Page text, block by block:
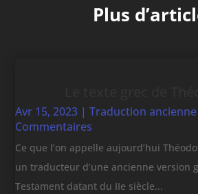
Plus
Avr 15, 2023 |Traduction ancienne
Commentaires
Ce que l’on appelle aujourd’hui
un traducteur d’une ancienne version
Testament datant du IIe siècle...